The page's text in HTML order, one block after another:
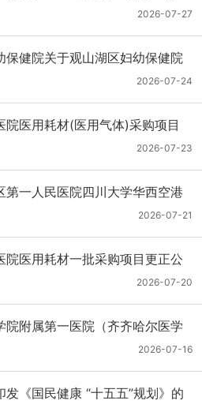
目（品目三）三次招标的公开招
2026-07-27
保健院关于观山湖区妇幼保健院
目的公开招标公告
2026-07-24
院医用耗材(医用气体)采购项目
告
2026-07-23
第一人民医院四川大学华西空港
二批医用耗材采购项目招标公告
2026-07-21
院医用耗材一批采购项目更正公
2026-07-20
院附属第一医院（齐齐哈尔医学
学院）口腔科医用耗材招标公告
2026-07-16
发《国民健康 “十五五”规划》的